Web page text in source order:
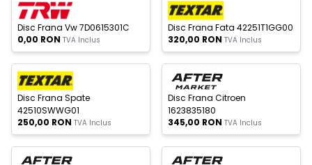
Disc Frana Vw 7D0615301C
0,00 RON TVA Inclus
Disc Frana Fata 42251T1GG00
320,00 RON TVA Inclus
Epuizat
Disc Frana Spate
42510SWWG01
250,00 RON TVA Inclus
Stoc Epuizat
Disc Frana Citroen
1623835180
345,00 RON TVA Inclus
Epuizat Stoc Epuizat